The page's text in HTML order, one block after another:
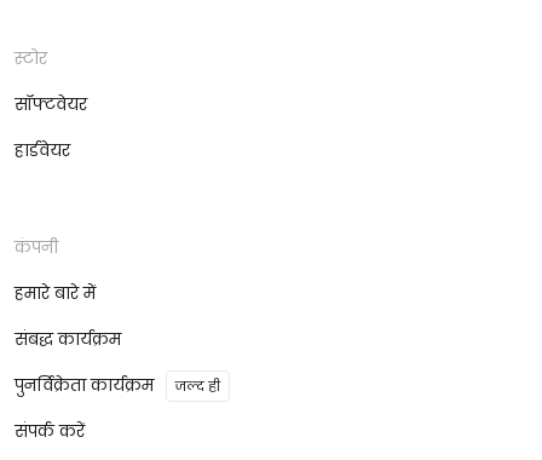
स्टोर
सॉफ्टवेयर
हार्डवेयर
कंपनी
हमारे बारे में
संबद्ध कार्यक्रम
पुनर्विक्रेता कार्यक्रम
जल्द ही
संपर्क करें